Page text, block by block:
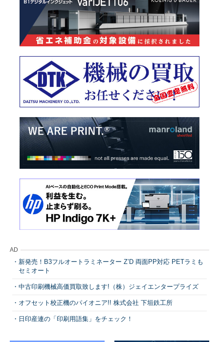
AD
新発売！B3フルオートラミネーター Z’D 両面PP対応 PETラミも
セミオート
中古印刷機械高価買取致します!（株）ジェイエンタープライズ
オフセット校正機のパイオニア!! 株式会社 下垣鉄工所
日印産連の「印刷用語集」をチェック！